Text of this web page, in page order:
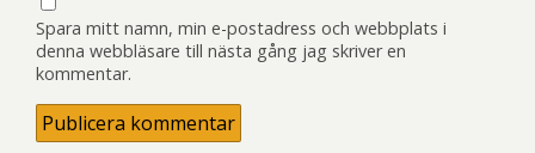
Spara mitt namn, min e-postadress och webbplats i
denna webbläsare till nästa gång jag skriver en
kommentar.